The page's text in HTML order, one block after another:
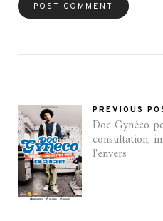
PREVIOUS
Doc Gynéco
consultation,
l'envers